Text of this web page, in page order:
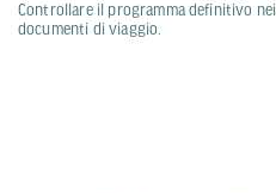
Controllare il programma definitivo nei
documenti di viaggio.